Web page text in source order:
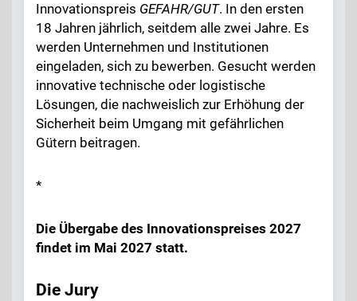
Innovationspreis GEFAHR/GUT. In den ersten
18 Jahren jährlich, seitdem alle zwei Jahre. Es
werden Unternehmen und Institutionen
eingeladen, sich zu bewerben. Gesucht werden
innovative technische oder logistische
Lösungen, die nachweislich zur Erhöhung der
Sicherheit beim Umgang mit gefährlichen
Gütern beitragen.
*
Die Übergabe des Innovationspreises 2027
findet im Mai 2027 statt.
Die Jury